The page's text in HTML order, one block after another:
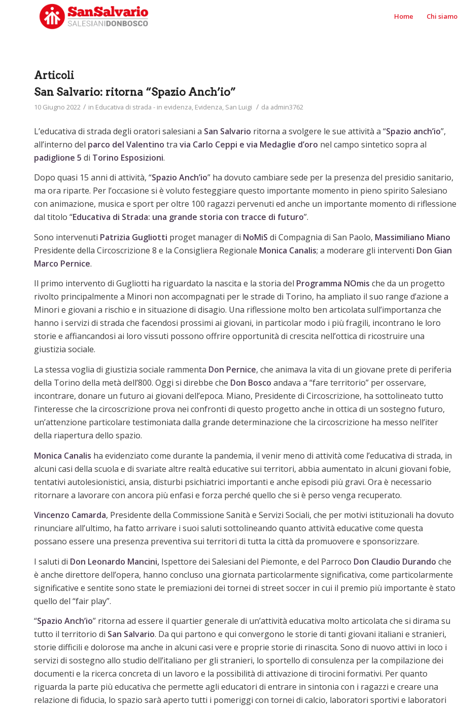
Home Chi siamo
Articoli
San Salvario: ritorna “Spazio Anch’io”
10 Giugno 2022 / in Educativa di strada - in evidenza, Evidenza, San Luigi / da admin3762
L’educativa di strada degli oratori salesiani a San Salvario ritorna a svolgere le sue attività a “Spazio anch’io”,
all’interno del parco del Valentino tra via Carlo Ceppi e via Medaglie d’oro nel campo sintetico sopra al
padiglione 5 di Torino Esposizioni.
Dopo quasi 15 anni di attività, “Spazio Anch’io” ha dovuto cambiare sede per la presenza del presidio sanitario,
ma ora riparte. Per l’occasione si è voluto festeggiare questo importante momento in pieno spirito Salesiano
con animazione, musica e sport per oltre 100 ragazzi pervenuti ed anche un importante momento di riflessione
dal titolo “Educativa di Strada: una grande storia con tracce di futuro”.
Sono intervenuti Patrizia Gugliotti proget manager di NoMiS di Compagnia di San Paolo, Massimiliano Miano
Presidente della Circoscrizione 8 e la Consigliera Regionale Monica Canalis; a moderare gli interventi Don Gian
Marco Pernice.
Il primo intervento di Gugliotti ha riguardato la nascita e la storia del Programma NOmis che da un progetto
rivolto principalmente a Minori non accompagnati per le strade di Torino, ha ampliato il suo range d’azione a
Minori e giovani a rischio e in situazione di disagio. Una riflessione molto ben articolata sull’importanza che
hanno i servizi di strada che facendosi prossimi ai giovani, in particolar modo i più fragili, incontrano le loro
storie e affiancandosi ai loro vissuti possono offrire opportunità di crescita nell’ottica di ricostruire una
giustizia sociale.
La stessa voglia di giustizia sociale rammenta Don Pernice, che animava la vita di un giovane prete di periferia
della Torino della metà dell’800. Oggi si direbbe che Don Bosco andava a “fare territorio” per osservare,
incontrare, donare un futuro ai giovani dell’epoca. Miano, Presidente di Circoscrizione, ha sottolineato tutto
l’interesse che la circoscrizione prova nei confronti di questo progetto anche in ottica di un sostegno futuro,
un’attenzione particolare testimoniata dalla grande determinazione che la circoscrizione ha messo nell’iter
della riapertura dello spazio.
Monica Canalis ha evidenziato come durante la pandemia, il venir meno di attività come l’educativa di strada, in
alcuni casi della scuola e di svariate altre realtà educative sui territori, abbia aumentato in alcuni giovani fobie,
tentativi autolesionistici, ansia, disturbi psichiatrici importanti e anche episodi più gravi. Ora è necessario
ritornare a lavorare con ancora più enfasi e forza perché quello che si è perso venga recuperato.
Vincenzo Camarda, Presidente della Commissione Sanità e Servizi Sociali, che per motivi istituzionali ha dovuto
rinunciare all’ultimo, ha fatto arrivare i suoi saluti sottolineando quanto attività educative come questa
possano essere una presenza preventiva sui territori di tutta la città da promuovere e sponsorizzare.
I saluti di Don Leonardo Mancini, Ispettore dei Salesiani del Piemonte, e del Parroco Don Claudio Durando che
è anche direttore dell’opera, hanno concluso una giornata particolarmente significativa, come particolarmente
significative e sentite sono state le premiazioni dei tornei di street soccer in cui il premio più importante è stato
quello del “fair play”.
“Spazio Anch’io” ritorna ad essere il quartier generale di un’attività educativa molto articolata che si dirama su
tutto il territorio di San Salvario. Da qui partono e qui convergono le storie di tanti giovani italiani e stranieri,
storie difficili e dolorose ma anche in alcuni casi vere e proprie storie di rinascita. Sono di nuovo attivi in loco i
servizi di sostegno allo studio dell’italiano per gli stranieri, lo sportello di consulenza per la compilazione dei
documenti e la ricerca concreta di un lavoro e la possibilità di attivazione di tirocini formativi. Per quanto
riguarda la parte più educativa che permette agli educatori di entrare in sintonia con i ragazzi e creare una
relazione di fiducia, lo spazio sarà aperto tutti i pomeriggi con tornei di calcio, laboratori sportivi e laboratori